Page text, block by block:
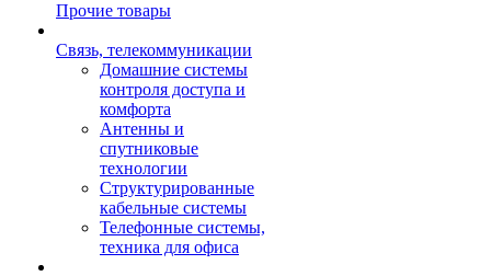
Прочие товары
Связь, телекоммуникации
Домашние системы
контроля доступа и
комфорта
Антенны и
спутниковые
технологии
Структурированные
кабельные системы
Телефонные системы,
техника для офиса